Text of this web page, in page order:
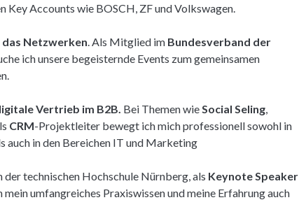
Key Accounts wie BOSCH, ZF und Volkswagen.
Netzwerken . Als Mitglied im Bundesverband der
ich unsere begeisternde Events zum gemeinsamen
Vertrieb im B2B. Bei Themen wie Social Seling
CRM-Projektleiter bewegt ich mich professionell sowohl in
auch in den Bereichen IT und Marketing
der technischen Hochschule Nürnberg, als Keynote Speaker
mein umfangreiches Praxiswissen und meine Erfahrung auch